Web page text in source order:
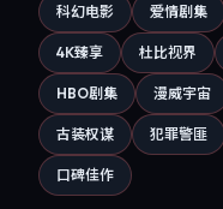
科幻电影 爱情剧集
4K臻享 杜比视界
HBO剧集 漫威宇宙
古装权谋 犯罪警匪
口碑佳作